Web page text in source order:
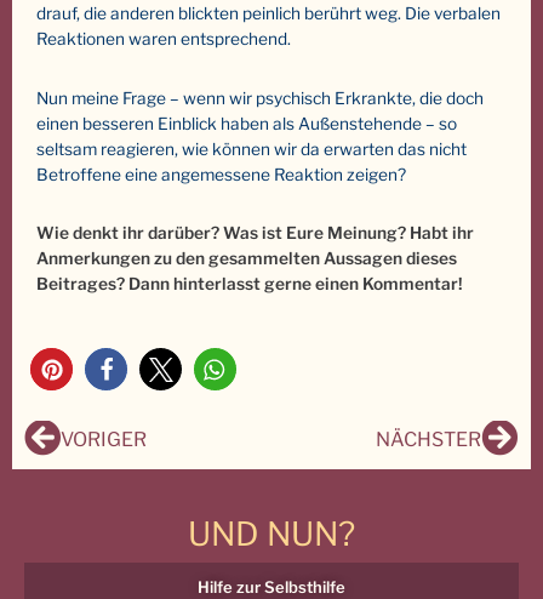
drauf, die anderen blickten peinlich berührt weg. Die verbalen
Reaktionen waren entsprechend.
Nun meine Frage – wenn wir psychisch Erkrankte, die doch
einen besseren Einblick haben als Außenstehende – so
seltsam reagieren, wie können wir da erwarten das nicht
Betroffene eine angemessene Reaktion zeigen?
Wie denkt ihr darüber? Was ist Eure Meinung? Habt ihr
Anmerkungen zu den gesammelten Aussagen dieses
Beitrages? Dann hinterlasst gerne einen Kommentar!
1
Zurück
VORIGER NÄCHSTER
UND NUN?
Hilfe zur Selbsthilfe